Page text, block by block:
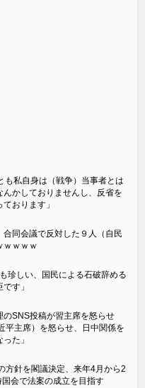
も私自身は（戦争）当事者とは
かしておりませんし、反省を
おります」
同会議で反対した９人（自民
ｗｗｗｗ
珍しい、国民による石破辞める
す」
SNS投稿が習主席を怒らせ
平主席）を怒らせ、日中関係を
た」
方針を閣議決定、来年4月から2
会で法案の成立を目指す